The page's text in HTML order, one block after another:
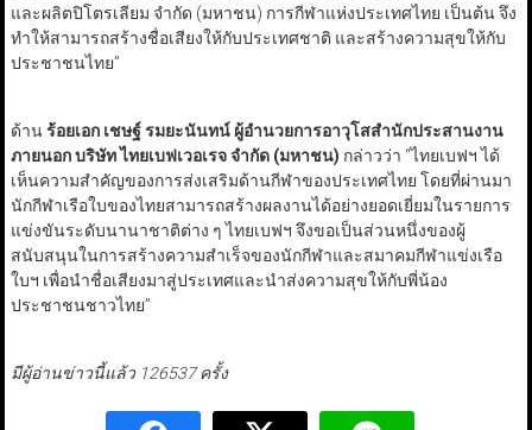
และผลิตปิโตรเลียม จำกัด (มหาชน) การกีฬาแห่งประเทศไทย เป็นต้น จึง
ทำให้สามารถสร้างชื่อเสียงให้กับประเทศชาติ และสร้างความสุขให้กับ
ประชาชนไทย”
ด้านร้อยเอก เชษฐ์ รมยะนันทน์ ผู้อำนวยการอาวุโสสำนักประสานงาน
ภายนอก บริษัท ไทยเบฟเวอเรจ จำกัด (มหาชน) กล่าวว่า “ไทยเบฟฯ ได้
เห็นความสำคัญของการส่งเสริมด้านกีฬาของประเทศไทย โดยที่ผ่านมา
นักกีฬาเรือใบของไทยสามารถสร้างผลงานได้อย่างยอดเยี่ยมในรายการ
แข่งขันระดับนานาชาติต่าง ๆ ไทยเบฟฯ จึงขอเป็นส่วนหนึ่งของผู้
สนับสนุนในการสร้างความสำเร็จของนักกีฬาและสมาคมกีฬาแข่งเรือ
ใบฯ เพื่อนำชื่อเสียงมาสู่ประเทศและนำส่งความสุขให้กับพี่น้อง
ประชาชนชาวไทย”
มีผู้อ่านข่าวนี้แล้ว 126537 ครั้ง